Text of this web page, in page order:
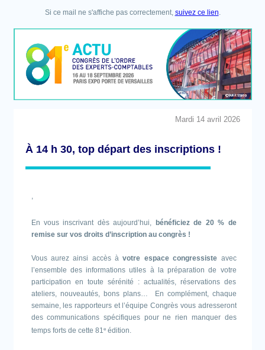
Si ce mail ne s'affiche pas correctement, suivez ce lien.
Mardi 14 avril 2026
À 14 h 30, top départ des inscriptions !
,
En vous inscrivant dès aujourd’hui,
bénéficiez de 20 % de
remise sur vos droits d’inscription au congrès !
Vous aurez ainsi accès àvotre espace congressiste avec
l’ensemble des informations utiles à la préparation de votre
participation en toute sérénité : actualités, réservations des
ateliers, nouveautés, bons plans… En complément, chaque
semaine, les rapporteurs et l’équipe Congrès vous adresseront
des communications spécifiques pour ne rien manquer des
temps forts de cette 81eédition.